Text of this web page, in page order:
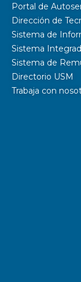
Portal de
Dirección de
Sistema de
Sistema
Sistema de
Directorio USM
Trabaja con